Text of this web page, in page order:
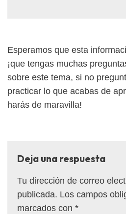
Esperamos que esta
¡que tengas muchas
sobre este tema, si no
practicar lo que acabas de
harás de maravilla!
Deja una respuesta
Tu dirección de correo
publicada. Los campos
marcados con *